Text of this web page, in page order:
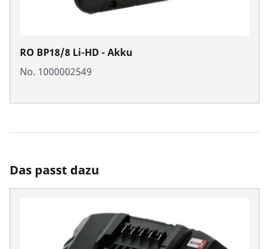
RO BP18/8 Li-HD - Akku
No. 1000002549
Das passt dazu